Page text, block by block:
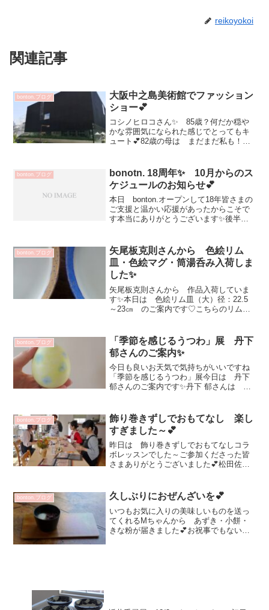
reikoyokoi
関連記事
bonton.ブログ
大阪中之島美術館でファッション
ショー💕
コシノヒロコさん✨ 85歳？何だか穏や
かな雰囲気になられた感じでとってもキ
ュート💕82歳の母は まだまだ私も！と
のでこちら画像を♡ オーダーリストに
こちらの靴がなくて残...
bonton.ブログ
bonotn. 18周年✨ 10月からのス
ケジュールのお知らせ💕
本日 bonton.オープンして18年皆さまの
ご支援と温かい応援があったからこそで
す本当にありがとうございます✨後半年
お気に入りに！（笑）お手伝いさせてい
ただきたいと思...
bonton.ブログ
矢尾板克則さんから 色絵リム
皿・色絵マグ・筒湯呑み入荷しま
した✨
矢尾板克則さんから 作品入荷していま
す✨本日は 色絵リム皿（大）径：22.5
～23㎝ のご案内です♡こちらのリム
す！ そして裏側は楽しくなるお色なの
です✨メチャメチャ...
bonton.ブログ
「季節を感じるうつわ」展 丹下
郁さんのご案内✨
今日も良いお天気で気持ちがいいですね
「季節を感じるうつわ」展今日は 丹下
郁さんのご案内です✨丹下 郁さんは ご
小さい一輪挿しお名前は たまごの花器
💕眺めているだけ...
bonton.ブログ
飾り巻きずしでおもてなし 楽し
すぎました～💕
昨日は 飾り巻きずしでおもてなしコラ
ボレッスンでした～ご参加くださった皆
さまありがとうございました💕松田佐知
ました☆午前レッスン スタートです～
ご参加の方が 撮影しや...
bonton.ブログ 久しぶりにおぜんざいを💕
いつもお気に入りの美味しいものを送っ
てくれるMちゃんから あずき・小餅・
きな粉が届きました💕お祝事でもないで